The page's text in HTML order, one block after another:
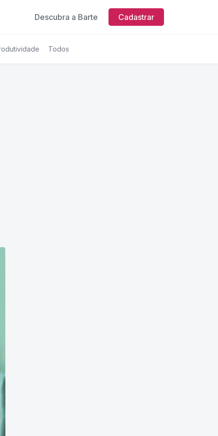
Descubra a Barte Cadastrar
Todos